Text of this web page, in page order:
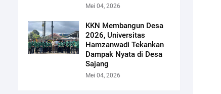
Mei 04, 2026
KKN Membangun Desa
2026, Universitas
Hamzanwadi Tekankan
Dampak Nyata di Desa
Sajang
Mei 04, 2026